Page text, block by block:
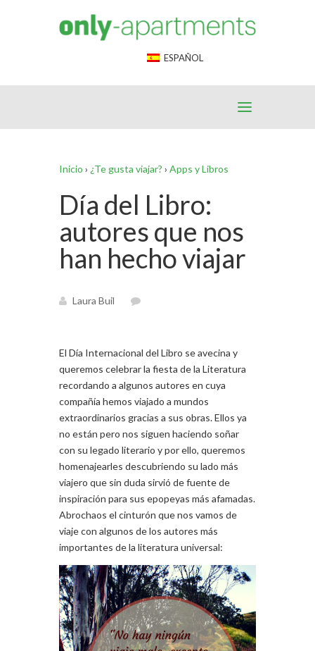
ESPAÑOL
Inicio › ¿Te gusta viajar? › Apps y Libros
Día del Libro:
autores que nos
han hecho viajar
Laura Buil
El Día Internacional del Libro se avecina y
queremos celebrar la fiesta de la Literatura
recordando a algunos autores en cuya
compañía hemos viajado a mundos
extraordinarios gracias a sus obras. Ellos ya
no están pero nos siguen haciendo soñar
con su legado literario y por ello, queremos
homenajearles descubriendo su lado más
viajero que sin duda sirvió de fuente de
inspiración para sus epopeyas más afamadas.
Abrochaos el cinturón que nos vamos de
viaje con algunos de los autores más
importantes de la literatura universal: